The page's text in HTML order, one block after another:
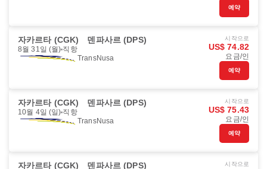
예약
자카르타 (CGK) 덴파사르 (DPS)
8월 31일 (월) 직항
TransNusa
시작으로
US$ 74.82
요금/인
예약
자카르타 (CGK) 덴파사르 (DPS)
10월 4일 (일) 직항
TransNusa
시작으로
US$ 75.43
요금/인
예약
자카르타 (CGK) 덴파사르 (DPS) 시작으로